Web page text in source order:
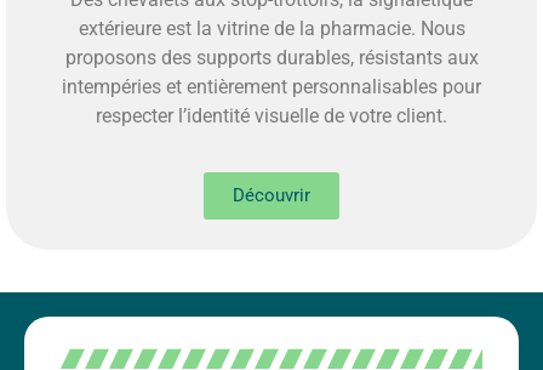
extérieure est la vitrine de la pharmacie. Nous
proposons des supports durables, résistants aux
intempéries et entièrement personnalisables pour
respecter l’identité visuelle de votre client.
Découvrir